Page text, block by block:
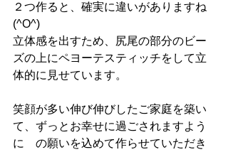
２つ作ると、確実に違いがありますね
(^O^)
立体感を出すため、尻尾の部分のビー
ズの上にペヨーテスティッチをして立
体的に見せています。
笑顔が多い伸び伸びしたご家庭を築い
て、ずっとお幸せに過ごされますよう
に　の願いを込めて作らせていただき